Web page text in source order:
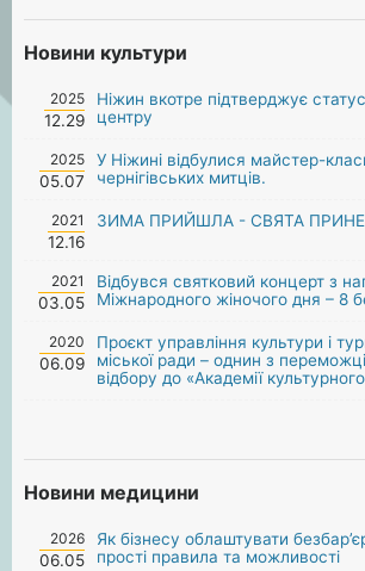
Новини культури
2025
12.29
Ніжин вкотре підтверджує
центру
2025
05.07
У Ніжині відбулися майстер-
чернігівських митців.
2021
12.16
ЗИМА ПРИЙШЛА - СВЯТА
2021
03.05
Відбувся святковий концерт з
Міжнародного жіночого дня – 8
2020
06.09
Проєкт управління культури і
міської ради – однин з
відбору до «Академії
Новини медицини
2026
06.05
Як бізнесу облаштувати
прості правила та можливості